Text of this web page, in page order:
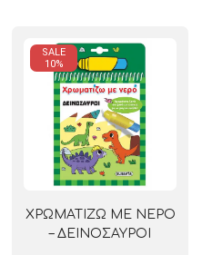
SALE
10%
ΧΡΩΜΑΤΙΖΩ ΜΕ ΝΕΡΟ
– ΔΕΙΝΟΣΑΥΡΟΙ